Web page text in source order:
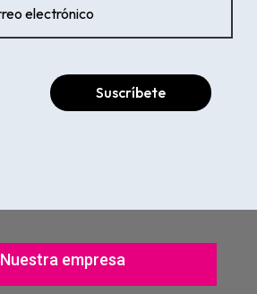
Suscríbete
Nuestra empresa